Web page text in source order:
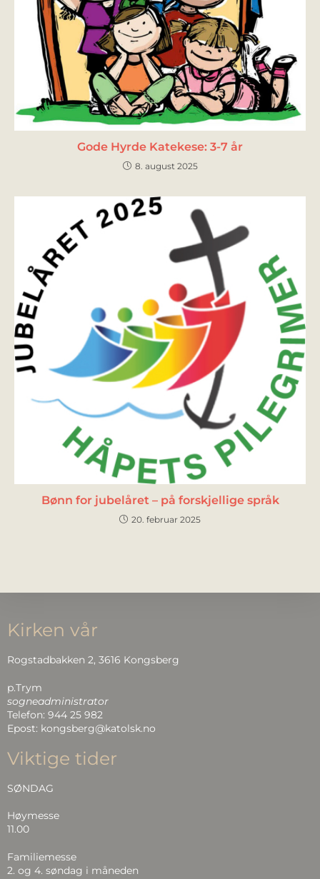
Gode Hyrde Katekese: 3-7 år
8. august 2025
Bønn for jubelåret – på forskjellige språk
20. februar 2025
Kirken vår
Rogstadbakken 2, 3616 Kongsberg
p.Trym
sogneadministrator
Telefon: 944 25 982
Epost: kongsberg@katolsk.no
Viktige tider
SØNDAG
Høymesse
11.00
Familiemesse
2. og 4. søndag i måneden